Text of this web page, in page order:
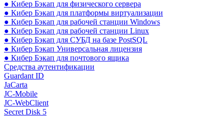
● Кибер Бэкап для физического сервера
● Кибер Бэкап для платформы виртуализации
● Кибер Бэкап для рабочей станции Windows
● Кибер Бэкап для рабочей станции Linux
● Кибер Бэкап для СУБД на базе PostSQL
● Кибер Бэкап Универсальная лицензия
● Кибер Бэкап для почтового ящика
Средства аутентификации
Guardant ID
JaCarta
JC-Mobile
JC-WebClient
Secret Disk 5